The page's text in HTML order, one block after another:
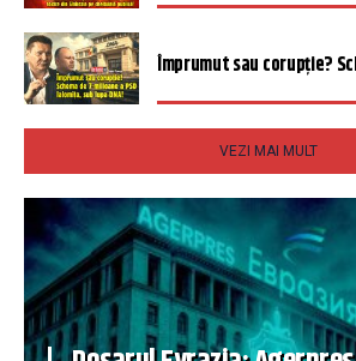
Împrumut sau corupție?
VEZI MAI MULT